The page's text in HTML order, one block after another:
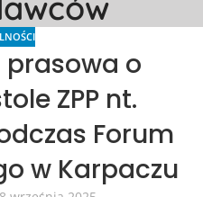
o
ZPP nt.
Forum
w Karpaczu